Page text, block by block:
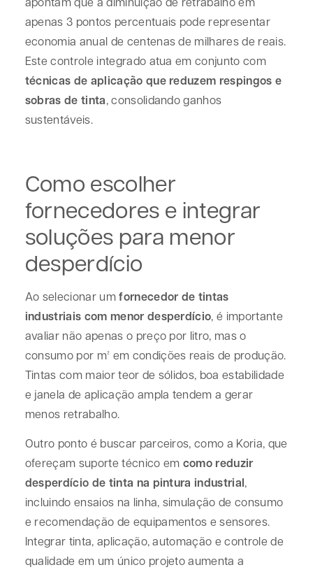
apenas 3 pontos percentuais pode representar
economia anual de centenas de milhares de reais.
Este controle integrado atua em conjunto com
técnicas de aplicação que reduzem respingos e
sobras de tinta, consolidando ganhos
sustentáveis.
Como escolher
fornecedores e integrar
soluções para menor
desperdício
Ao selecionar umfornecedor de tintas
industriais com menor desperdício, é importante
avaliar não apenas o preço por litro, mas o
consumo por m² em condições reais de produção.
Tintas com maior teor de sólidos, boa estabilidade
e janela de aplicação ampla tendem a gerar
menos retrabalho.
Outro ponto é buscar parceiros, como a Koria, que
ofereçam suporte técnico em como reduzir
desperdício de tinta na pintura industrial,
incluindo ensaios na linha, simulação de consumo
e recomendação de equipamentos e sensores.
Integrar tinta, aplicação, automação e controle de
qualidade em um único projeto aumenta a